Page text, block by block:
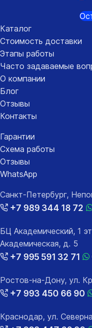
Каталог
Стоимость доставки
Этапы работы
Часто задаваемые
О компании
Блог
Отзывы
Контакты
Гарантии
Схема работы
Отзывы
WhatsApp
Санкт-Петербург,
+7 989 344 18 72
БЦ Академический, 1
Академическая, д. 5
+7 995 591 32 71
Ростов-на-Дону, ул.
+7 993 450 66 90
Краснодар, ул.